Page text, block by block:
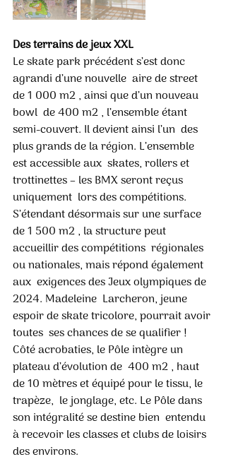
Des terrains de jeux XXL
Le skate park précédent s’est donc
agrandi d’une nouvelle  aire de street
de 1 000 m2 , ainsi que d’un nouveau
bowl  de 400 m2 , l’ensemble étant
semi-couvert. Il devient ainsi l’un  des
plus grands de la région. L’ensemble
est accessible aux  skates, rollers et
trottinettes – les BMX seront reçus
uniquement  lors des compétitions.
S’étendant désormais sur une surface
de 1 500 m2 , la structure peut
accueillir des compétitions  régionales
ou nationales, mais répond également
aux  exigences des Jeux olympiques de
2024. Madeleine  Larcheron, jeune
espoir de skate tricolore, pourrait avoir
toutes  ses chances de se qualifier !
Côté acrobaties, le Pôle intègre un
plateau d’évolution de  400 m2 , haut
de 10 mètres et équipé pour le tissu, le
trapèze,  le jonglage, etc. Le Pôle dans
son intégralité se destine bien  entendu
à recevoir les classes et clubs de loisirs
des environs.